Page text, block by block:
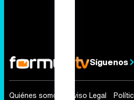
Síguenos
Quiénes somos Aviso Legal